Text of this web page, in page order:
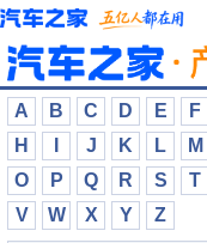
A B C D E F
H
J K L M
O
P Q R S T
V
W X Y Z
北汽新能源(6791)
奔驰(682135)
奔腾 (70861)
本田
(230010)
比德文汽车(150)
比克汽车(7)
比速汽车(2421)
比亚迪(307336)